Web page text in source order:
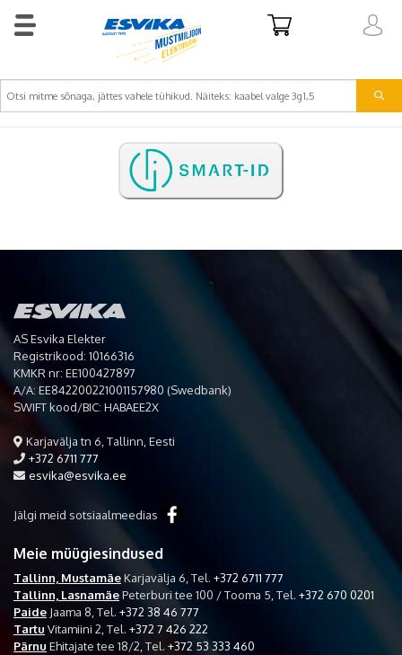
AS Esvika Elekter
Registrikood: 10166316
KMKR nr: EE100427897
A/A: EE842200221001157980 (Swedbank)
SWIFT kood/BIC: HABAEE2X
Karjavälja tn 6, Tallinn, Eesti
+372 6711 777
esvika@esvika.ee
Jälgi meid sotsiaalmeedias
Meie müügiesindused
Tallinn, MustamäeKarjavälja 6, Tel. +372 6711 777
Tallinn, LasnamäePeterburi tee 100 / Tooma 5, Tel. +372 670 0201
Paide Jaama 8, Tel. +372 38 46 777
Tartu Vitamiini 2, Tel. +372 7 426 222
Pärnu Ehitajate tee 18/2, Tel. +372 53 333 460